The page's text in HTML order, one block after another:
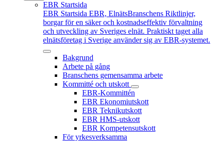
EBR Startsida
EBR Startsida EBR, ElnätsBranschens Riktlinjer,
borgar för en säker och kostnadseffektiv förvaltning
och utveckling av Sveriges elnät. Praktiskt taget alla
elnätsföretag i Sverige använder sig av EBR-systemet.
Bakgrund
Arbete på gång
Branschens gemensamma arbete
Kommitté och utskott
EBR-Kommittén
EBR Ekonomiutskott
EBR Teknikutskott
EBR HMS-utskott
EBR Kompetensutskott
För yrkesverksamma